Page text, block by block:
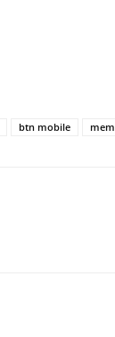
btn mobile